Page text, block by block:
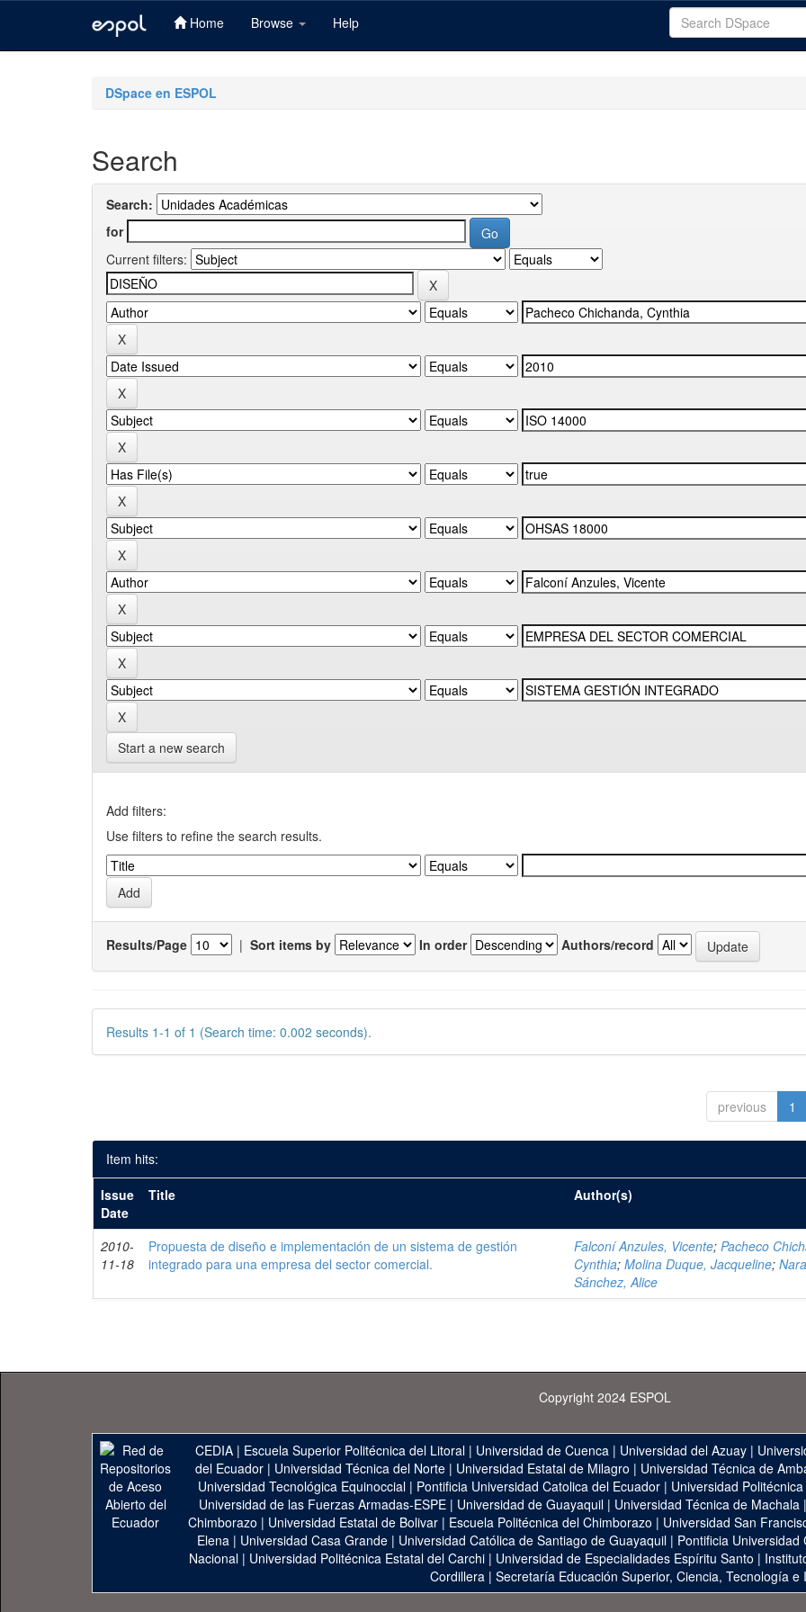
Home Browse Help
DSpace en ESPOL
Search
Search:
for
Current filters:
Start a new search
Add filters:
Use filters to refine the search results.
Results/Page | Sort items by In order Authors/record
Results 1-1 of 1 (Search time: 0.002 seconds).
previous 1
Item hits:
Issue
Date
Title Author(s)
2010-
11-18
Propuesta de diseño e implementación de un sistema de gestión
integrado para una empresa del sector comercial.
Falconí Anzules, Vicente;Pacheco
Cynthia;Molina Duque, Jacqueline;
Sánchez, Alice
Copyright 2024 ESPOL
CEDIA | Escuela Superior Politécnica del Litoral | Universidad de Cuenca | Universidad del Azuay |
del Ecuador| Universidad Técnica del Norte| Universidad Estatal de Milagro | Universidad Técnica de
Universidad Tecnológica Equinoccial| Pontificia Universidad Catolica del Ecuador| Universidad
Universidad de las Fuerzas Armadas-ESPE | Universidad de Guayaquil | Universidad Técnica de Machala
Chimborazo | Universidad Estatal de Bolivar| Escuela Politécnica del Chimborazo | Universidad San
Elena | Universidad Casa Grande | Universidad Católica de Santiago de Guayaquil | Pontificia
Nacional | Universidad Politécnica Estatal del Carchi | Universidad de Especialidades Espíritu Santo |
Cordillera| Secretaría Educación Superior, Ciencia, Tecnología e